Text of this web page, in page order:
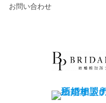
お問い合わせ